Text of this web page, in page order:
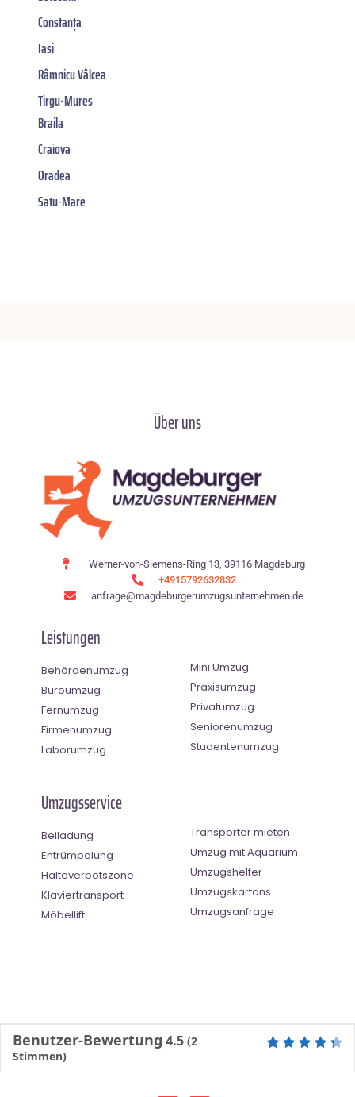
Constanța
Iasi
Râmnicu Vâlcea
Tirgu-Mures
Braila
Craiova
Oradea
Satu-Mare
Über uns
Werner-von-Siemens-Ring 13, 39116 Magdeburg
+4915792632832
anfrage@magdeburgerumzugsunternehmen.de
Leistungen
Behördenumzug
Büroumzug
Fernumzug
Firmenumzug
Laborumzug
Mini Umzug
Praxisumzug
Privatumzug
Seniorenumzug
Studentenumzug
Umzugsservice
Beiladung
Entrümpelung
Halteverbotszone
Klaviertransport
Möbellift
Transporter mieten
Umzug mit Aquarium
Umzugshelfer
Umzugskartons
Umzugsanfrage
Benutzer-Bewertung 4.5 (2
Stimmen)